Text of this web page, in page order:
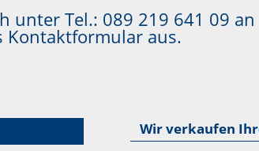
unter Tel.: 089 219 641 09 an
Kontaktformular aus.
Wir verkaufen